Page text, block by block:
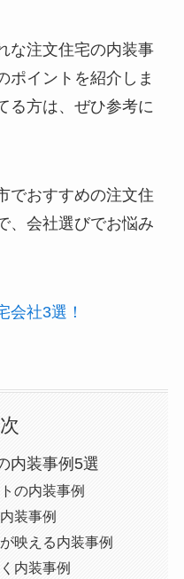
な注文住宅の内装事
ポイントを紹介しま
る方は、ぜひ参考に
でおすすめの注文住
、会社選びでお悩み
会社3選！
内装事例5選
の内装事例
装事例
映える内装事例
内装事例